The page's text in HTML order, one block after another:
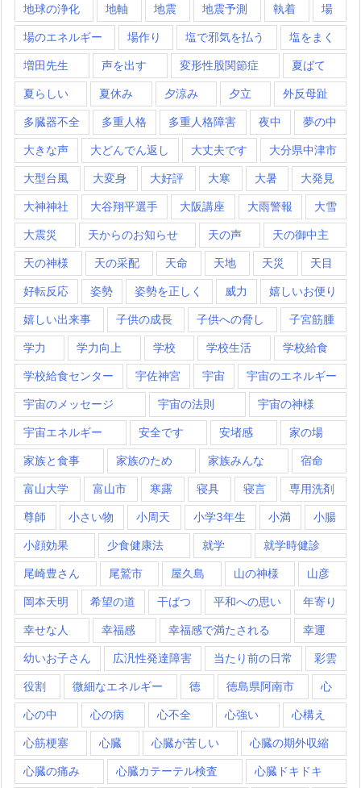
地球の浄化 地軸 地震 地震予測 執着 場
場のエネルギー 場作り 塩で邪気を払う 塩をまく
増田先生 声を出す 変形性股関節症 夏ばて
夏らしい 夏休み 夕涼み 夕立 外反母趾
多臓器不全 多重人格 多重人格障害 夜中 夢の中
大きな声 大どんでん返し 大丈夫です 大分県中津市
大型台風 大変身 大好評 大寒 大暑 大発見
大神神社 大谷翔平選手 大阪講座 大雨警報 大雪
大震災 天からのお知らせ 天の声 天の御中主
天の神様 天の采配 天命 天地 天災 天目
好転反応 姿勢 姿勢を正しく 威力 嬉しいお便り
嬉しい出来事 子供の成長 子供への脅し 子宮筋腫
学力 学力向上 学校 学校生活 学校給食
学校給食センター 宇佐神宮 宇宙 宇宙のエネルギー
宇宙のメッセージ 宇宙の法則 宇宙の神様
宇宙エネルギー 安全です 安堵感 家の場
家族と食事 家族のため 家族みんな 宿命
富山大学 富山市 寒露 寝具 寝言 専用洗剤
尊師 小さい物 小周天 小学3年生 小満 小腸
小顔効果 少食健康法 就学 就学時健診
尾崎豊さん 尾鷲市 屋久島 山の神様 山彦
岡本天明 希望の道 干ばつ 平和への思い 年寄り
幸せな人 幸福感 幸福感で満たされる 幸運
幼いお子さん 広汎性発達障害 当たり前の日常 彩雲
役割 微細なエネルギー 徳 徳島県阿南市 心
心の中 心の病 心不全 心強い 心構え
心筋梗塞 心臓 心臓が苦しい 心臓の期外収縮
心臓の痛み 心臓カテーテル検査 心臓ドキドキ